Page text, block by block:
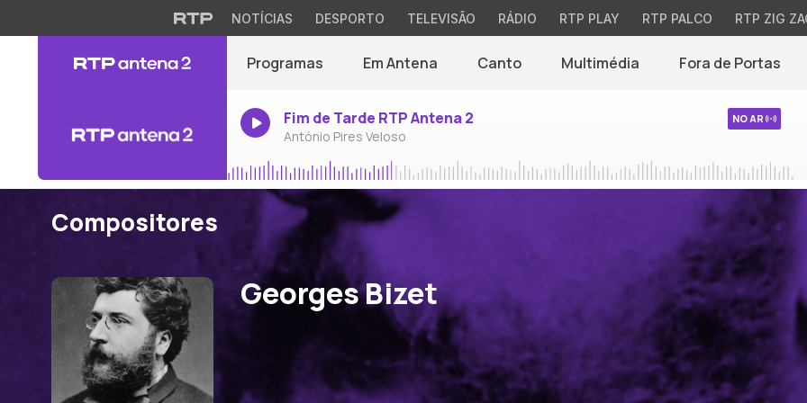
NOTÍCIAS DESPORTO TELEVISÃO RÁDIO RTP PLAY RTP PALCO RTP ZIG
Programas Em Antena Canto Multimédia Fora de Portas
Fim de Tarde RTP Antena 2
António Pires Veloso
NO AR
Compositores
Georges Bizet